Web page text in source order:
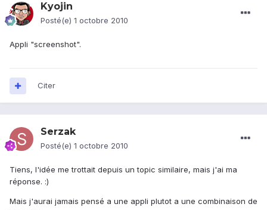
Kyojin
Posté(e) 1 octobre 2010
Appli "screenshot".
Citer
Serzak
Posté(e) 1 octobre 2010
Tiens, l'idée me trottait depuis un topic similaire, mais j'ai ma
réponse. :)
Mais j'aurai jamais pensé a une appli plutot a une combinaison de